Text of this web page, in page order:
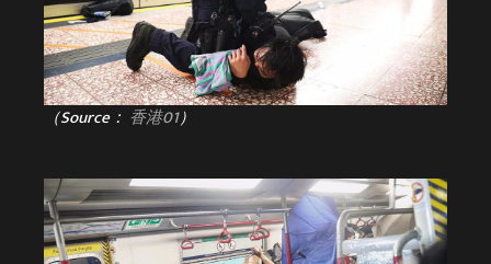
（Source： 香港01）